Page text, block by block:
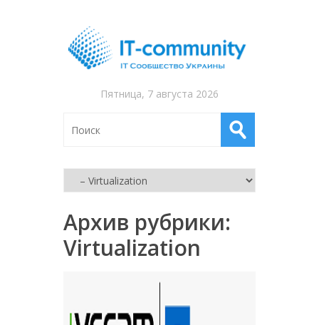
Пятница, 7 августа 2026
Архив рубрики:
Virtualization